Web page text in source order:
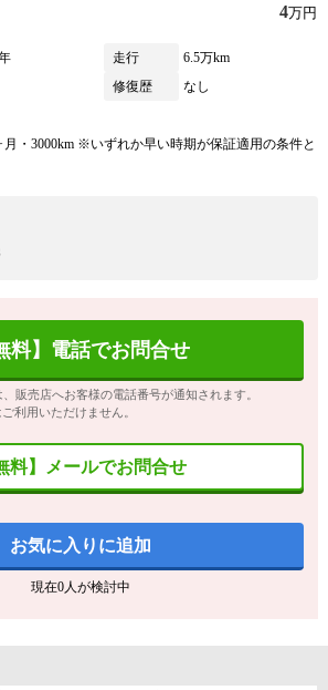
4万円
走行
6.5万km
修復歴
なし
・3000km ※いずれか早い時期が保証適用の条件と
料】電話でお問合せ
販売店へお客様の電話番号が通知されます。
利用いただけません。
料】メールでお問合せ
お気に入りに追加
現在0人が検討中